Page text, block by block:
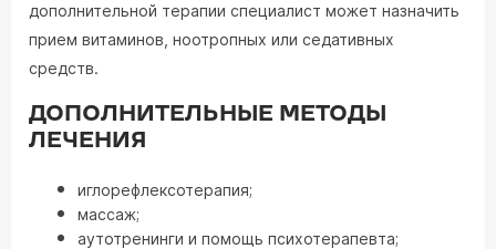
дополнительной терапии специалист может назначить
прием витаминов, ноотропных или седативных
средств.
ДОПОЛНИТЕЛЬНЫЕ МЕТОДЫ
ЛЕЧЕНИЯ
иглорефлексотерапия;
массаж;
аутотренинги и помощь психотерапевта;